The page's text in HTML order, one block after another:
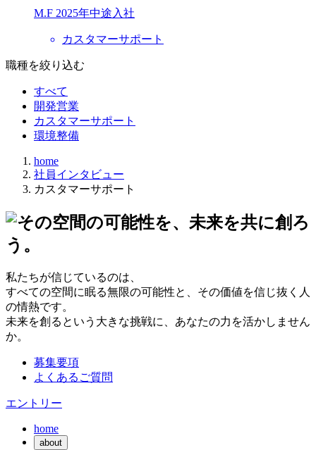
M.F 2025年中途入社
カスタマーサポート
職種を絞り込む
すべて
開発営業
カスタマーサポート
環境整備
home
社員インタビュー
カスタマーサポート
私たちが信じているのは、
すべての空間に眠る無限の可能性と、その価値を信じ抜く人
の情熱です。
未来を創るという大きな挑戦に、あなたの力を活かしません
か。
募集要項
よくあるご質問
エントリー
home
about